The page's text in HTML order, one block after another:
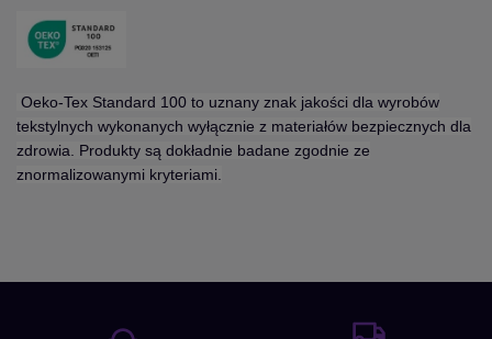
Oeko-Tex Standard 100 to uznany znak jakości dla wyrobów
tekstylnych wykonanych wyłącznie z materiałów bezpiecznych dla
zdrowia. Produkty są dokładnie badane zgodnie ze
znormalizowanymi kryteriami.